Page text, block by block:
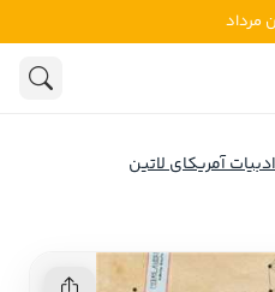
مرداد
فرانسه
ادبیات آمریکای لاتین